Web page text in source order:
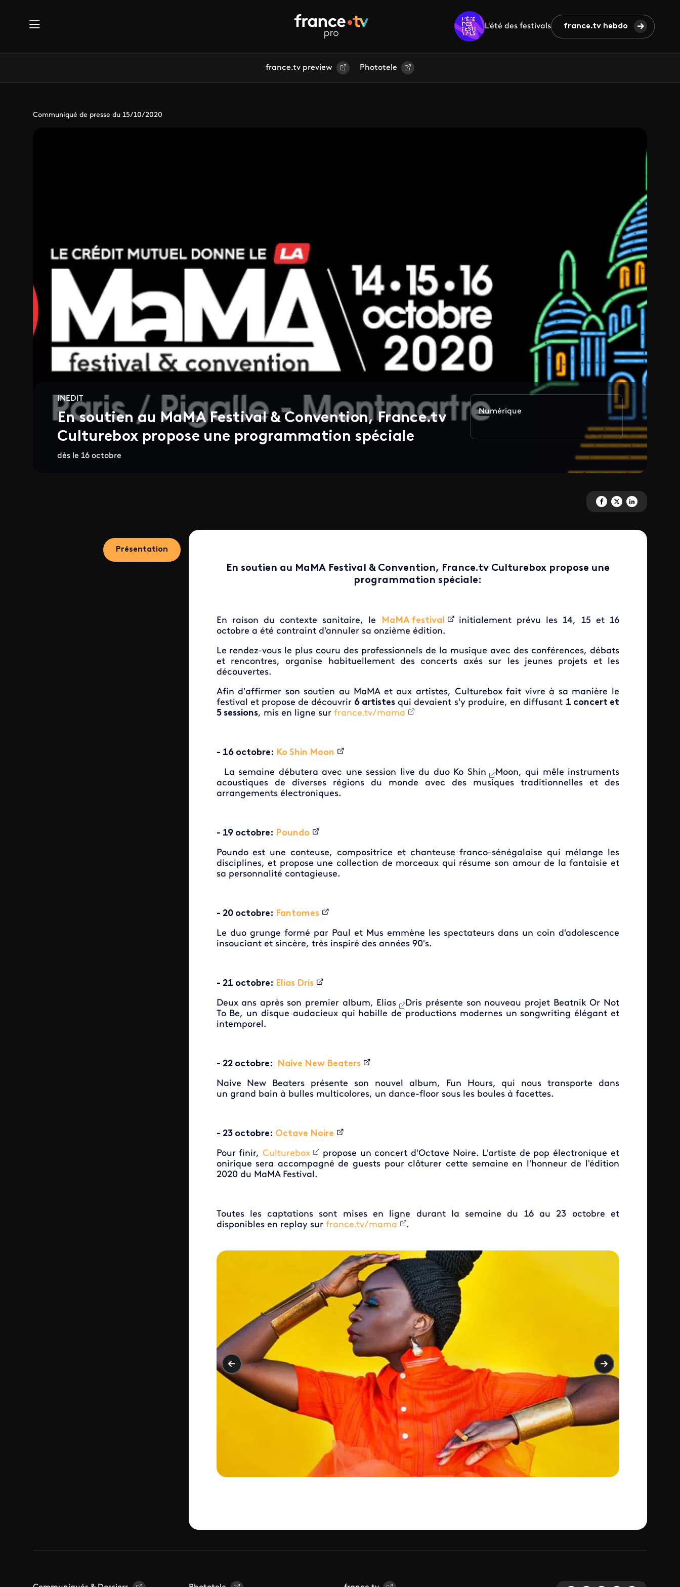
L'été des festivals france.tv hebdo
france.tv preview Phototele
Communiqué de presse du 15/10/2020
INEDIT
En soutien au MaMA Festival & Convention, France.tv
Culturebox propose une programmation spéciale
dès le 16 octobre
Numérique
Partagez 'En soutien au
Partagez 'En soutien au
Partagez 'En
Présentation
En soutien au MaMA Festival & Convention, France.tv Culturebox propose une
programmation spéciale:
En raison du contexte sanitaire, le MaMA festival
initialement prévu les 14, 15 et 16
octobre a été contraint d'annuler sa onzième édition.
Le rendez-vous le plus couru des professionnels de la musique avec des conférences, débats
et rencontres, organise habituellement des concerts axés sur les jeunes projets et les
découvertes.
Afin d’affirmer son soutien au MaMA et aux artistes, Culturebox fait vivre à sa manière le
festival et propose de découvrir 6 artistesqui devaient s'y produire, en diffusant 1 concert et
5 sessions, mis en ligne sur france.tv/mama
- 16 octobre: Ko Shin Moon
La semaine débutera avec une session live du duo Ko Shin
Moon, qui mêle instruments
acoustiques de diverses régions du monde avec des musiques traditionnelles et des
arrangements électroniques.
- 19 octobre: Poundo
Poundo est une conteuse, compositrice et chanteuse franco-sénégalaise qui mélange les
disciplines, et propose une collection de morceaux qui résume son amour de la fantaisie et
sa personnalité contagieuse.
- 20 octobre: Fantomes
Le duo grunge formé par Paul et Mus emmène les spectateurs dans un coin d'adolescence
insouciant et sincère, très inspiré des années 90's.
- 21 octobre: Elias Dris
Deux ans après son premier album, Elias
Dris présente son nouveau projet Beatnik Or Not
To Be, un disque audacieux qui habille de productions modernes un songwriting élégant et
intemporel.
- 22 octobre: Naive New Beaters
Naive New Beaters présente son nouvel album, Fun Hours, qui nous transporte dans
un grand bain à bulles multicolores, un dance-floor sous les boules à facettes.
- 23 octobre: Octave Noire
Pour finir,Culturebox
propose un concert d'Octave Noire. L'artiste de pop électronique et
onirique sera accompagné de guests pour clôturer cette semaine en l'honneur de l'édition
2020 du MaMA Festival.
Toutes les captations sont mises en ligne durant la semaine du 16 au 23 octobre et
disponibles en replay sur france.tv/mama .